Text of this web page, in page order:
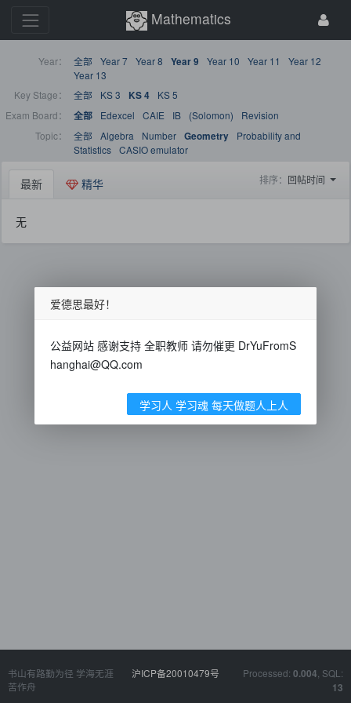
Mathematics
Year： 全部 Year 7 Year 8 Year 9 Year 10 Year 11
Year 12
Year 13
Key Stage：
全部 KS 3 KS 4
KS 5
Exam Board：
全部 Edexcel CAIE IB (Solomon)
Revision
Topic：
全部 Algebra Number Geometry
Probability and
Statistics CASIO emulator
最新 精华 排序： 回帖时间
无
书山有路勤为径 学海无涯
苦作舟
沪ICP备20010479号 Processed: 0.004 , SQL:
13
爱德思最好！
公益网站 感谢支持 全职教师 请勿催更 DrYuFromS
hanghai@QQ.com
学习人 学习魂 每天做题人上人